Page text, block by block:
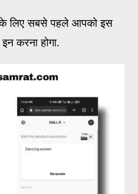
लिए सबसे पहले आपको इस
करना होगा.